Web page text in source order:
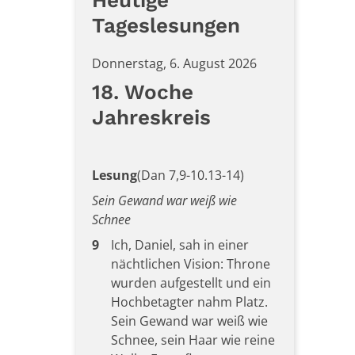
Tageslesungen
Donnerstag, 6. August 2026
18. Woche
Jahreskreis
Lesung(Dan 7,9-10.13-14)
Sein Gewand war weiß wie
Schnee
9
Ich, Daniel, sah in einer
nächtlichen Vision: Throne
wurden aufgestellt und ein
Hochbetagter nahm Platz.
Sein Gewand war weiß wie
Schnee, sein Haar wie reine